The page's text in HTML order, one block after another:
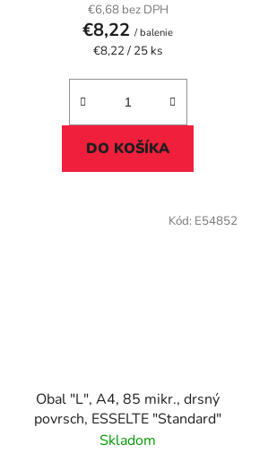
€6,68 bez DPH
€8,22/ balenie
Jednotková
€8,22 / 25 ks
DO KOŠÍKA
Obal "L", A4, 85 mikr., drsný
povrsch, ESSELTE "Standard"
Skladom
Kód: E54852